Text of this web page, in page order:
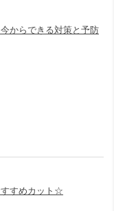
からできる対策と予防
すすめカット☆